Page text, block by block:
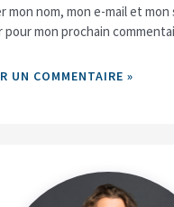
mon nom, mon e-mail et mon
pour mon prochain